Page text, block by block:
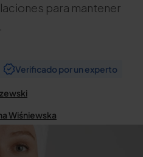
para mantener
Verificado por un experto
Wiśniewska